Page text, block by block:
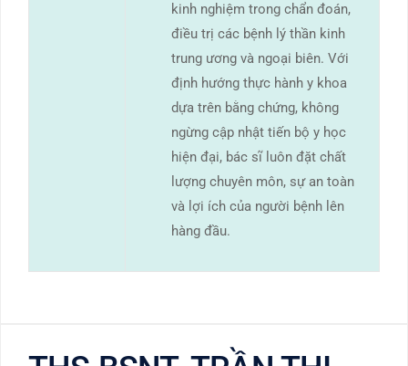
kinh nghiệm trong chẩn đoán,
điều trị các bệnh lý thần kinh
trung ương và ngoại biên. Với
định hướng thực hành y khoa
dựa trên bằng chứng, không
ngừng cập nhật tiến bộ y học
hiện đại, bác sĩ luôn đặt chất
lượng chuyên môn, sự an toàn
và lợi ích của người bệnh lên
hàng đầu.